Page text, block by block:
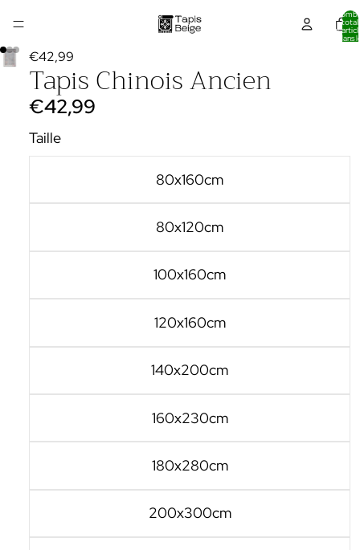
total
dans
€42,99
Tapis Chinois Ancien
€42,99
Taille
80x160cm
80x120cm
100x160cm
120x160cm
140x200cm
160x230cm
180x280cm
200x300cm